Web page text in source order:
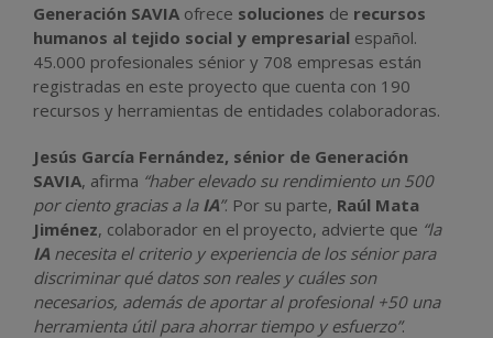
Generación SAVIA ofrece soluciones de recursos
humanos al tejido social y empresarial español.
45.000 profesionales sénior y 708 empresas están
registradas en este proyecto que cuenta con 190
recursos y herramientas de entidades colaboradoras.
Jesús García Fernández, sénior de Generación
SAVIA, afirma “haber elevado su rendimiento un 500
por ciento gracias a la IA”. Por su parte, Raúl Mata
Jiménez, colaborador en el proyecto, advierte que “la
IA necesita el criterio y experiencia de los sénior para
discriminar qué datos son reales y cuáles son
necesarios, además de aportar al profesional +50 una
herramienta útil para ahorrar tiempo y esfuerzo”.